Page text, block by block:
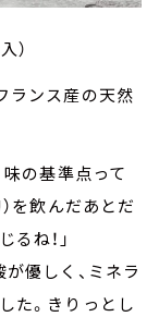
）
ランス産の天然
味の基準点って
を飲んだあとだ
ね！」
優しく、ミネラ
た。きりっとし